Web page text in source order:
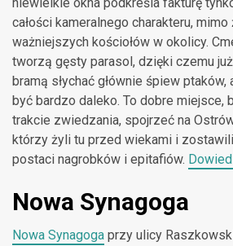
niewielkie okna podkreśla fakturę
całości kameralnego charakteru,
ważniejszych kościołów w okolicy.
tworzą gęsty parasol, dzięki czemu
bramą słychać głównie śpiew
być bardzo daleko. To dobre miejsce,
trakcie zwiedzania, spojrzeć na
którzy żyli tu przed wiekami i
postaci nagrobków i epitafiów.
Nowa Synagoga
Nowa Synagoga przy ulicy